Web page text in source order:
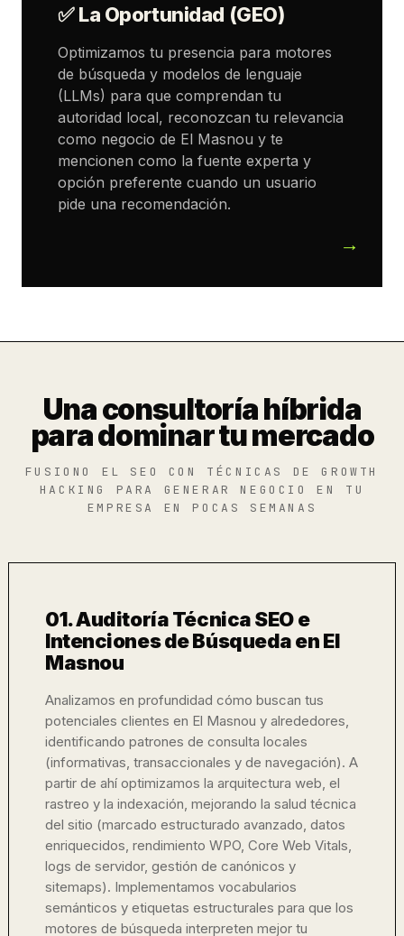
✅ La Oportunidad (GEO)
Optimizamos tu presencia para motores
de búsqueda y modelos de lenguaje
(LLMs) para que comprendan tu
autoridad local, reconozcan tu relevancia
como negocio de El Masnou y te
mencionen como la fuente experta y
opción preferente cuando un usuario
pide una recomendación.
Una consultoría híbrida
para dominar tu mercado
FUSIONO EL SEO CON TÉCNICAS DE GROWTH
HACKING PARA GENERAR NEGOCIO EN TU
EMPRESA EN POCAS SEMANAS
01. Auditoría Técnica SEO e
Intenciones de Búsqueda en El
Masnou
Analizamos en profundidad cómo buscan tus
potenciales clientes en El Masnou y alrededores,
identificando patrones de consulta locales
(informativas, transaccionales y de navegación). A
partir de ahí optimizamos la arquitectura web, el
rastreo y la indexación, mejorando la salud técnica
del sitio (marcado estructurado avanzado, datos
enriquecidos, rendimiento WPO, Core Web Vitals,
logs de servidor, gestión de canónicos y
sitemaps). Implementamos vocabularios
semánticos y etiquetas estructurales para que los
motores de búsqueda interpreten mejor tu